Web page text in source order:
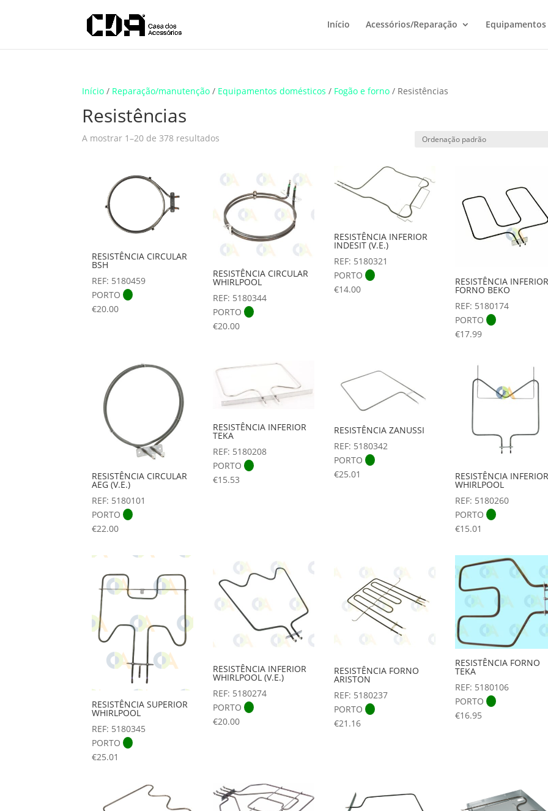
Translate
Início Acessórios/Reparação
Início / Reparação/manutenção / Equipamentos domésticos / Fogão e forno / Resistências
Resistências
A mostrar 1–20 de 378 resultados
RESISTÊNCIA CIRCULAR
BSH
REF: 5180459
PORTO
€20.00
RESISTÊNCIA CIRCULAR
WHIRLPOOL
REF: 5180344
PORTO
€20.00
RESISTÊNCIA INFERIOR
INDESIT (V.E.)
REF: 5180321
PORTO
€14.00
RESISTÊNCIA INFERIOR
FORNO BEKO
REF: 5180174
PORTO
€17.99
RESISTÊNCIA CIRCULAR
AEG (V.E.)
REF: 5180101
PORTO
€22.00
RESISTÊNCIA INFERIOR
TEKA
REF: 5180208
PORTO
€15.53
RESISTÊNCIA ZANUSSI
REF: 5180342
PORTO
€25.01 RESISTÊNCIA INFERIOR
WHIRLPOOL
REF: 5180260
PORTO
€15.01
RESISTÊNCIA SUPERIOR
WHIRLPOOL
REF: 5180345
PORTO
€25.01
RESISTÊNCIA INFERIOR
WHIRLPOOL (V.E.)
REF: 5180274
PORTO
€20.00
RESISTÊNCIA FORNO
ARISTON
REF: 5180237
PORTO
€21.16
RESISTÊNCIA FORNO
TEKA
REF: 5180106
PORTO
€16.95